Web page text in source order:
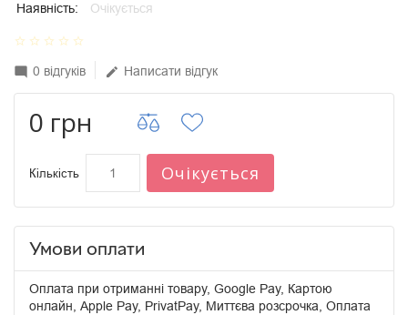
Наявність:
Очікується
star_border star_border star_border star_border star_border
mode_comment 0 відгуків edit Написати відгук
0 грн
Кількість Очікується
Умови оплати
Оплата при отриманні товару, Google Pay, Картою
онлайн, Apple Pay, PrivatPay, Миттєва розсрочка, Оплата